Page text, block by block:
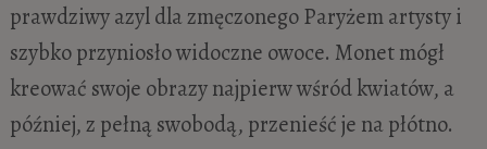
prawdziwy azyl dla zmęczonego Paryżem artysty i
szybko przyniosło widoczne owoce. Monet mógł
kreować swoje obrazy najpierw wśród kwiatów, a
później, z pełną swobodą, przenieść je na płótno.